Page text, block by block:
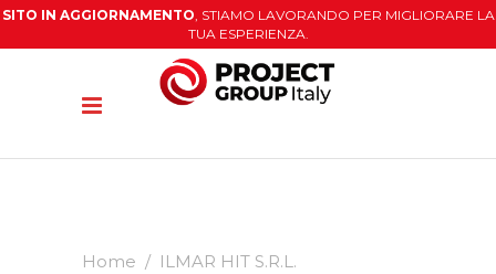
SITO IN AGGIORNAMENTO, STIAMO LAVORANDO PER MIGLIORARE LA
TUA ESPERIENZA.
Home / ILMAR HIT S.R.L.